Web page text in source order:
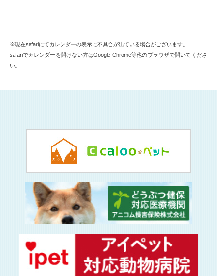
※現在safariにてカレンダーの表示に不具合が出ている場合がございます。
safariでカレンダーを開けない方はGoogle Chrome等他のブラウザで開いてくださ
い。